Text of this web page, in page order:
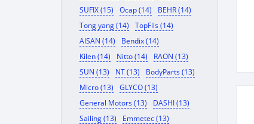
SUFIX (15)
Ocap (14)
BEHR (14)
Tong yang (14)
TopFils (14)
AISAN (14)
Bendix (14)
Kilen (14)
Nitto (14)
RAON (13)
SUN (13)
NT (13)
BodyParts (13)
Micro (13)
GLYCO (13)
General Motors (13)
DASHI (13)
Sailing (13)
Emmetec (13)